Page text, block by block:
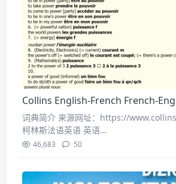
Collins English-French French-
词典简介 来源网址：https://
柯林斯法语英语 英语…
46,683 50